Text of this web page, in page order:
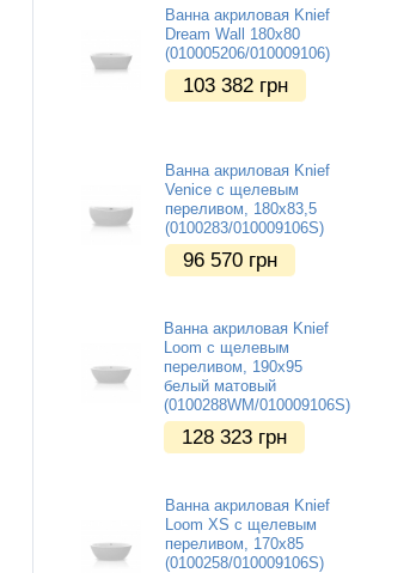
Ванна акриловая Knief
Dream Wall 180x80
(010005206/010009106)
103 382 грн
Ванна акриловая Knief
Venice с щелевым
переливом, 180x83,5
(0100283/010009106S)
96 570 грн
Ванна акриловая Knief
Loom с щелевым
переливом, 190x95
белый матовый
(0100288WM/010009106S)
128 323 грн
Ванна акриловая Knief
Loom XS с щелевым
переливом, 170x85
(0100258/010009106S)